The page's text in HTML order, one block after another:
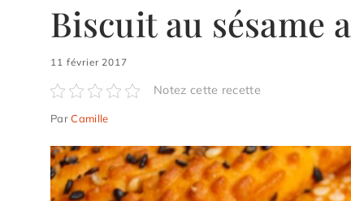
Biscuit au sésame
11 février 2017
Notez cette recette
ParCamille